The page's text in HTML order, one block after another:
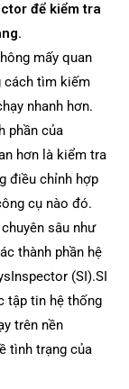
để kiểm tra
mấy quan
cách tìm kiếm
nhanh hơn.
phần của
hơn là kiểm tra
điều chỉnh hợp
cụ nào đó.
sâu như
thành phần hệ
(SI).SI
tập tin hệ thống
trên nền
tình trạng của